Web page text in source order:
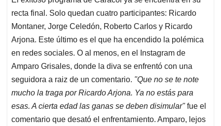
s
A
p
p
b
o
o
k
e
d
I
n
l
a
d
s
recta final. Solo quedan cuatro participantes: Ricardo
Montaner, Jorge Celedón, Roberto Carlos y Ricardo
Arjona. Este último es el que ha encendido la polémica
en redes sociales. O al menos, en el Instagram de
Amparo Grisales, donde la diva se enfrentó con una
seguidora a raiz de un comentario. "Que no se te note
mucho la traga por Ricardo Arjona. Ya no estás para
esas. A cierta edad las ganas se deben disimular"fue el
comentario que desató el enfrentamiento. Amparo, lejos